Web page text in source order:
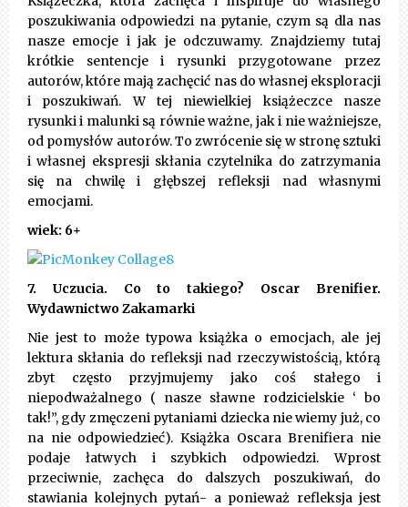
poszukiwania odpowiedzi na pytanie, czym są dla nas
nasze emocje i jak je odczuwamy. Znajdziemy tutaj
krótkie sentencje i rysunki przygotowane przez
autorów, które mają zachęcić nas do własnej eksploracji
i poszukiwań. W tej niewielkiej książeczce nasze
rysunki i malunki są równie ważne, jak i nie ważniejsze,
od pomysłów autorów. To zwrócenie się w stronę sztuki
i własnej ekspresji skłania czytelnika do zatrzymania
się na chwilę i głębszej refleksji nad własnymi
emocjami.
wiek: 6+
7. Uczucia. Co to takiego? Oscar Brenifier.
Wydawnictwo Zakamarki
Nie jest to może typowa książka o emocjach, ale jej
lektura skłania do refleksji nad rzeczywistością, którą
zbyt często przyjmujemy jako coś stałego i
niepodważalnego ( nasze sławne rodzicielskie ‘ bo
tak!”, gdy zmęczeni pytaniami dziecka nie wiemy już, co
na nie odpowiedzieć). Książka Oscara Brenifiera nie
podaje łatwych i szybkich odpowiedzi. Wprost
przeciwnie, zachęca do dalszych poszukiwań, do
stawiania kolejnych pytań- a ponieważ refleksja jest